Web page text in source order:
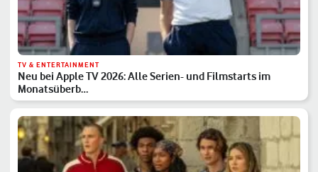
TV & ENTERTAINMENT
Neu bei Apple TV 2026: Alle Serien- und Filmstarts im
Monatsüberb…